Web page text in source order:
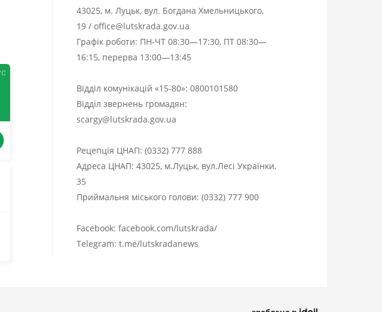
43025, м. Луцьк, вул. Богдана Хмельницького,
19 / office@lutskrada.gov.ua
Графік роботи: ПН-ЧТ 08:30—17:30, ПТ 08:30—
16:15, перерва 13:00—13:45
Відділ комунікацій «15-80»: 0800101580
Відділ звернень громадян:
scargy@lutskrada.gov.ua
Рецепція ЦНАП: (0332) 777 888
Адреса ЦНАП: 43025, м.Луцьк, вул.Лесі Українки,
35
Приймальня міського голови: (0332) 777 900
Facebook: facebook.com/lutskrada/
Telegram: t.me/lutskradanews